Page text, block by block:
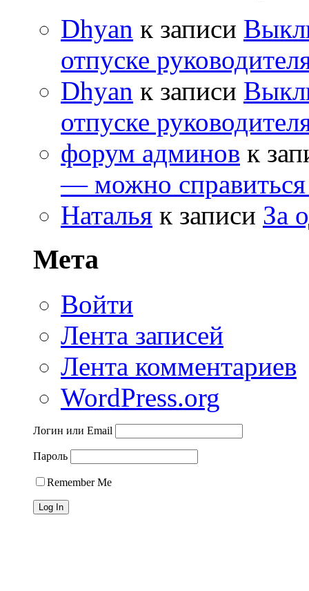
Dhyan к записи
отпуске
Dhyan к записи
отпуске
форум админов к
— можно
Наталья к записи За
Мета
Войти
Лента записей
Лента комментариев
WordPress.org
Логин или Email
Пароль
Remember Me